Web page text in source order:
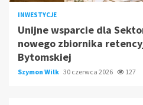
INWESTYCJE
Unijne wsparcie dla
nowego zbiornika
Bytomskiej
Szymon Wilk 30 czerwca 2026 127